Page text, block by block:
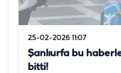
25-02-2026 11:07
Şanlıurfa bu haberle
bitti!